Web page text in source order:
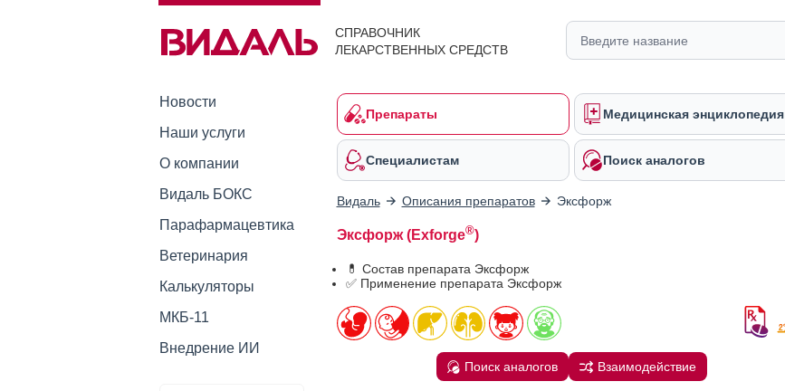
СПРАВОЧНИК
ЛЕКАРСТВЕННЫХ СРЕДСТВ
Новости
Наши услуги
О компании
Видаль БОКС
Парафармацевтика
Ветеринария
Калькуляторы
МКБ-11
Внедрение ИИ
Препараты Медицинская энциклопедия
Специалистам Поиск аналогов
Видаль Описания препаратов Эксфорж
Эксфорж (Exforge®)
💊 Состав препарата Эксфорж
✅ Применение препарата Эксфорж
Поиск аналогов Взаимодействие